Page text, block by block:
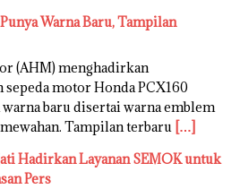
Warna Baru, Tampilan
(AHM) menghadirkan
motor Honda PCX160
baru disertai warna emblem
Tampilan terbaru […]
Hadirkan Layanan SEMOK untuk
Pers